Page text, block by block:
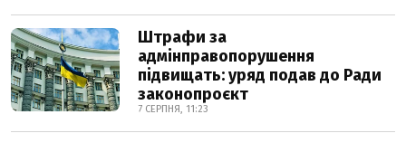
Штрафи за
адмінправопорушення
підвищать: уряд подав до Ради
законопроєкт
7 СЕРПНЯ, 11:23